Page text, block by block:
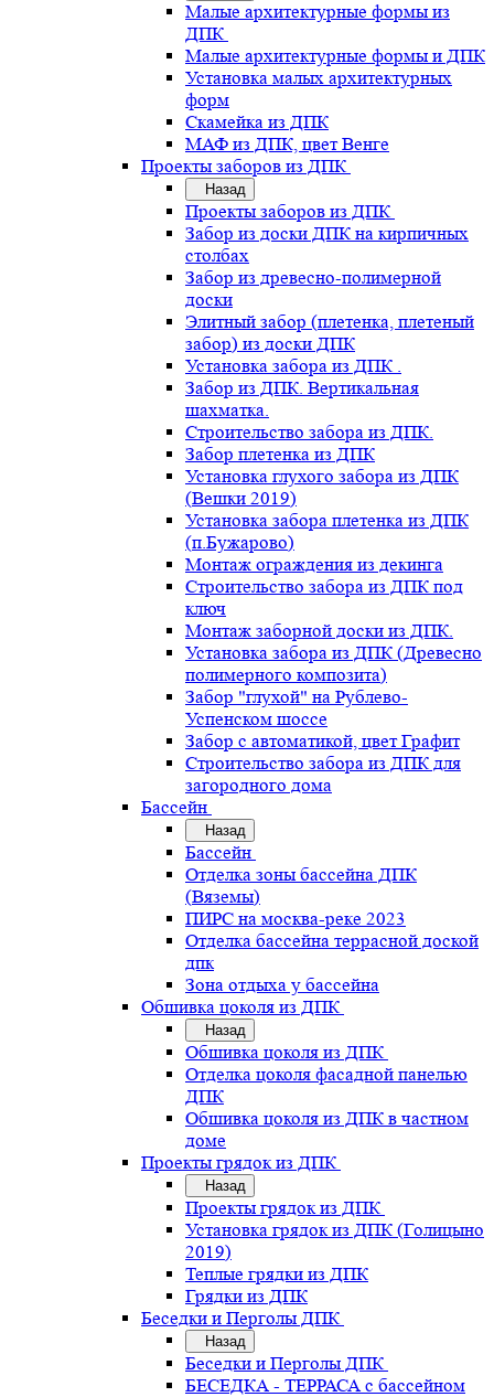
Малые архитектурные формы из
ДПК
Малые архитектурные формы и ДПК
Установка малых архитектурных
форм
Скамейка из ДПК
МАФ из ДПК, цвет Венге
Проекты заборов из ДПК
Назад
Проекты заборов из ДПК
Забор из доски ДПК на кирпичных
столбах
Забор из древесно-полимерной
доски
Элитный забор (плетенка, плетеный
забор) из доски ДПК
Установка забора из ДПК .
Забор из ДПК. Вертикальная
шахматка.
Строительство забора из ДПК.
Забор плетенка из ДПК
Установка глухого забора из ДПК
(Вешки 2019)
Установка забора плетенка из ДПК
(п.Бужарово)
Монтаж ограждения из декинга
Строительство забора из ДПК под
ключ
Монтаж заборной доски из ДПК.
Установка забора из ДПК (Древесно
полимерного композита)
Забор "глухой" на Рублево-
Успенском шоссе
Забор с автоматикой, цвет Графит
Строительство забора из ДПК для
загородного дома
Бассейн
Назад
Бассейн
Отделка зоны бассейна ДПК
(Вяземы)
ПИРС на москва-реке 2023
Отделка бассейна террасной доской
дпк
Зона отдыха у бассейна
Обшивка цоколя из ДПК
Назад
Обшивка цоколя из ДПК
Отделка цоколя фасадной панелью
ДПК
Обшивка цоколя из ДПК в частном
доме
Проекты грядок из ДПК
Назад
Проекты грядок из ДПК
Установка грядок из ДПК (Голицыно
2019)
Теплые грядки из ДПК
Грядки из ДПК
Беседки и Перголы ДПК
Назад
Беседки и Перголы ДПК
БЕСЕДКА - ТЕРРАСА с бассейном